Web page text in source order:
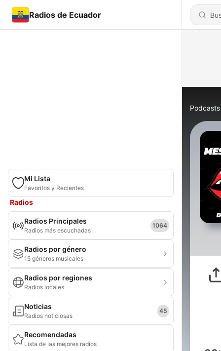
Radios de Ecuador
Mi Lista
Favoritos y Recientes
Radios
Radios Principales
Radios más escuchadas
1064
Radios por género
15 géneros musicales
Radios por regiones
Radios locales
Noticias
Radios noticiosas
45
Recomendadas
Lista de las mejores radios
Podcasts